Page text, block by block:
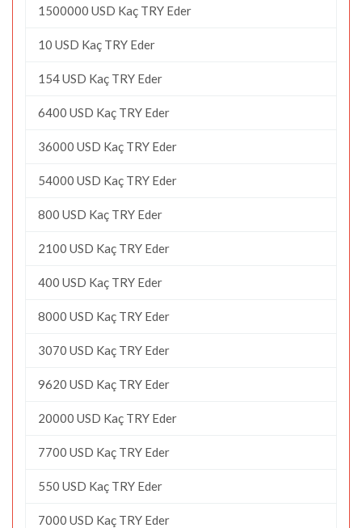
1500000 USD Kaç TRY Eder
10 USD Kaç TRY Eder
154 USD Kaç TRY Eder
6400 USD Kaç TRY Eder
36000 USD Kaç TRY Eder
54000 USD Kaç TRY Eder
800 USD Kaç TRY Eder
2100 USD Kaç TRY Eder
400 USD Kaç TRY Eder
8000 USD Kaç TRY Eder
3070 USD Kaç TRY Eder
9620 USD Kaç TRY Eder
20000 USD Kaç TRY Eder
7700 USD Kaç TRY Eder
550 USD Kaç TRY Eder
7000 USD Kaç TRY Eder